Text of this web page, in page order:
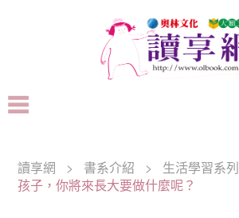
讀享網 > 書系介紹 > 生活學習系列
孩子，你將來長大要做什麼呢？